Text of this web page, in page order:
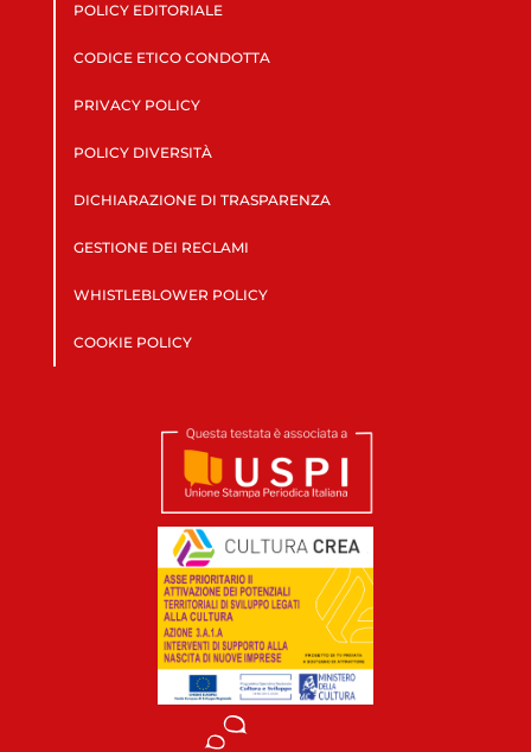
POLICY EDITORIALE
CODICE ETICO CONDOTTA
PRIVACY POLICY
POLICY DIVERSITÀ
DICHIARAZIONE DI TRASPARENZA
GESTIONE DEI RECLAMI
WHISTLEBLOWER POLICY
COOKIE POLICY